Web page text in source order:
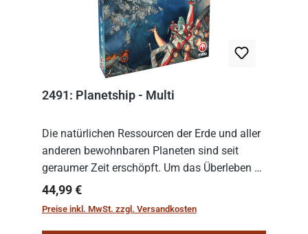
2491: Planetship - Multi
Die natürlichen Ressourcen der Erde und aller
anderen bewohnbaren Planeten sind seit
geraumer Zeit erschöpft. Um das Überleben zu
sichern, wurden die sogenannten
„Weltenschiffe“ gebaut. Auf diesen
Regulärer Preis:
44,99 €
Preise inkl. MwSt. zzgl. Versandkosten